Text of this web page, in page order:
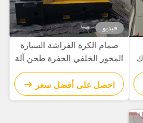
فيديو
صمام الكرة الفراشة السيارة
المحور الخلفي الحفرة طحن آلة
تحويل / طاحونة تحويل Cnc
احصل على أفضل سعر